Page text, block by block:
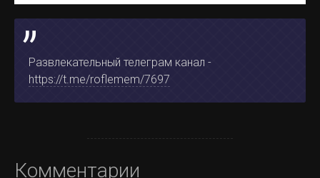
Развлекательный телеграм канал -
https://t.me/roflemem/7697
Комментарии